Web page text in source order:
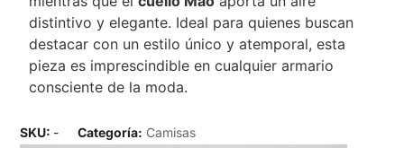
distintivo y elegante. Ideal para quienes buscan
destacar con un estilo único y atemporal, esta
pieza es imprescindible en cualquier armario
consciente de la moda.
SKU: - Categoría: Camisas